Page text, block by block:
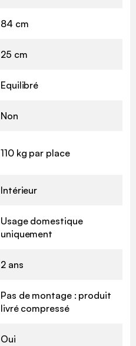
84 cm
25 cm
Equilibré
Non
110 kg par place
Intérieur
Usage domestique
uniquement
2 ans
Pas de montage : produit
livré compressé
Oui